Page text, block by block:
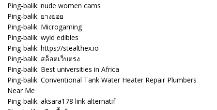
Ping-balik: nude women cams
Ping-balik: ยางยอย
Ping-balik: Microgaming
Ping-balik: wyld edibles
Ping-balik: https://stealthex.io
Ping-balik: สล็อตเว็บตรง
Ping-balik: Best universities in Africa
Ping-balik: Conventional Tank Water Heater Repair Plumbers
Near Me
Ping-balik: aksara178 link alternatif